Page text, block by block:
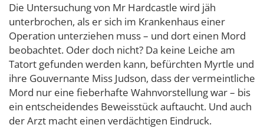
Die Untersuchung von Mr Hardcastle wird jäh
unterbrochen, als er sich im Krankenhaus einer
Operation unterziehen muss – und dort einen Mord
beobachtet. Oder doch nicht? Da keine Leiche am
Tatort gefunden werden kann, befürchten Myrtle und
ihre Gouvernante Miss Judson, dass der vermeintliche
Mord nur eine fieberhafte Wahnvorstellung war – bis
ein entscheidendes Beweisstück auftaucht. Und auch
der Arzt macht einen verdächtigen Eindruck.